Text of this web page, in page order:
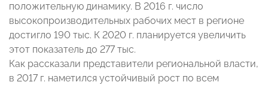
положительную динамику. В 2016 г. число
высокопроизводительных рабочих мест в регионе
достигло 190 тыс. К 2020 г. планируется увеличить
этот показатель до 277 тыс.
Как рассказали представители региональной власти,
в 2017 г. наметился устойчивый рост по всем